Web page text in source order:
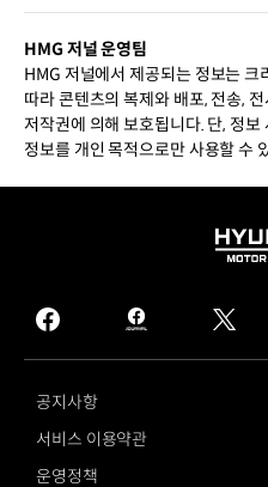
HMG 저널 운영팀
HMG 저널에서 제공되는 정보는 크
따라 콘텐츠의 복제와 배포, 전송,
저작권에 의해 보호됩니다. 단, 정
정보를 개인 목적으로만 사용할 수
GROUP
facebook
hmg
journal
twitter
공지사항
서비스 이용약관
운영정책